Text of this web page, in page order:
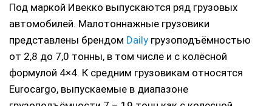
Под маркой Ивекко выпускаются ряд грузовых
автомобилей. Малотоннажные грузовики
представлены брендом Daily грузоподъёмностью
от 2,8 до 7,0 тонны, в том числе и с колёсной
формулой 4×4. К средним грузовикам относятся
Eurocargo, выпускаемые в диапазоне